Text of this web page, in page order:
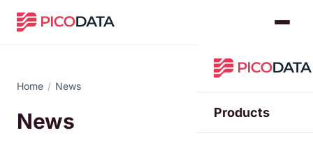
Products
Home / News
News